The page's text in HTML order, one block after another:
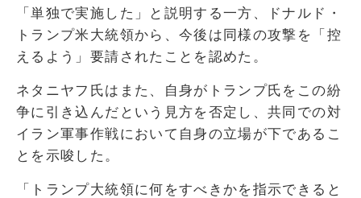
「単独で実施した」と説明する一方、ドナルド・
トランプ米大統領から、今後は同様の攻撃を「控
えるよう」要請されたことを認めた。
ネタニヤフ氏はまた、自身がトランプ氏をこの紛
争に引き込んだという見方を否定し、共同での対
イラン軍事作戦において自身の立場が下であるこ
とを示唆した。
「トランプ大統領に何をすべきかを指示できると